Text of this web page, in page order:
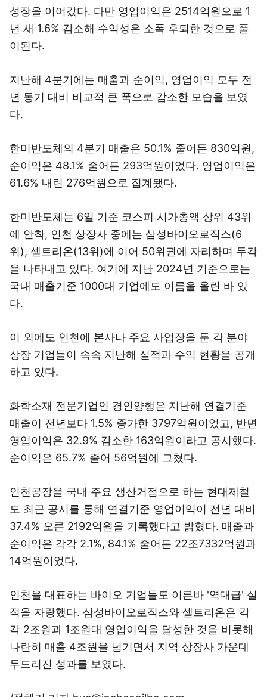
성장을 이어갔다. 다만 영업이익은 2514억원으로 1
년 새 1.6% 감소해 수익성은 소폭 후퇴한 것으로 풀
이된다.
지난해 4분기에는 매출과 순이익, 영업이익 모두 전
년 동기 대비 비교적 큰 폭으로 감소한 모습을 보였
다.
한미반도체의 4분기 매출은 50.1% 줄어든 830억원,
순이익은 48.1% 줄어든 293억원이었다. 영업이익은
61.6% 내린 276억원으로 집계됐다.
한미반도체는 6일 기준 코스피 시가총액 상위 43위
에 안착, 인천 상장사 중에는 삼성바이오로직스(6
위), 셀트리온(13위)에 이어 50위권에 자리하며 두각
을 나타내고 있다. 여기에 지난 2024년 기준으로는
국내 매출기준 1000대 기업에도 이름을 올린 바 있
다.
이 외에도 인천에 본사나 주요 사업장을 둔 각 분야
상장 기업들이 속속 지난해 실적과 수익 현황을 공개
하고 있다.
화학소재 전문기업인 경인양행은 지난해 연결기준
매출이 전년보다 1.5% 증가한 3797억원이었고, 반면
영업이익은 32.9% 감소한 163억원이라고 공시했다.
순이익은 65.7% 줄어 56억원에 그쳤다.
인천공장을 국내 주요 생산거점으로 하는 현대제철
도 최근 공시를 통해 연결기준 영업이익이 전년 대비
37.4% 오른 2192억원을 기록했다고 밝혔다. 매출과
순이익은 각각 2.1%, 84.1% 줄어든 22조7332억원과
14억원이었다.
인천을 대표하는 바이오 기업들도 이른바 '역대급' 실
적을 자랑했다. 삼성바이오로직스와 셀트리온은 각
각 2조원과 1조원대 영업이익을 달성한 것을 비롯해
나란히 매출 4조원을 넘기면서 지역 상장사 가운데
두드러진 성과를 보였다.